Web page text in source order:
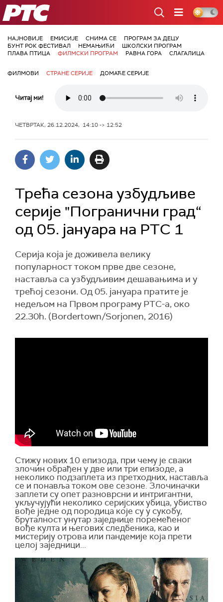
РТС
НАЈНОВИЈЕ ЕМИСИЈЕ СНИМА СЕ
ПРОГРАМ ЗА ДЕЦУ
БУНТ РОК ФЕСТИВАЛ
НЕМАЊИЋИ
ШКОЛСКИ ПРОГРАМ
ПЛАВА ПТИЦА
ФИЛМСКИ ПРОГРАМ РАВНА ГОРА СЛАГАЛИЦА
ФИЛМОВИ СТРАНЕ СЕРИЈЕ ДОМАЋЕ СЕРИЈЕ
Читај ми!
ЧЕТВРТАК, 26.12.2024, 14:10 -> 12:52
Трећа сезона узбудљиве
серије "Погранични град“
од 05. јануара на РТС 1
Серија која је доживела велику
популарност током прве две сезоне,
наставља са узбудљивим дешавањима и у
трећој сезони. Од 05. јануара пратите је
недељом на Првом програму РТС-а, око
22.30h. (Bordertown/Sorjonen, 2016)
Стижу нових 10 епизода, при чему је сваки
злочин обрађен у две или три епизоде, а
неколико подзаплета из претходних, наставља
се и понавља током ове сезоне. Злочиначки
заплети су опет разноврсни и интригантни,
укључујући неколико серијских убица, убиство
вође једне од породица које су у сукобу,
бруталност унутар заједнице поремећеног
вође култа и његових следбеника, као и
мистерију отрова или пандемије која прети
целој заједници...